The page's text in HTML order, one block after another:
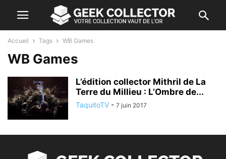
Accueil Tags WB Games
WB Games
L’édition collector Mithril de La
Terre du Millieu : L’Ombre de...
TaquitoTV - 7 juin 2017